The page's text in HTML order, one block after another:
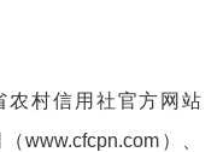
农村信用社官方网站
www.cfcpn.com）、